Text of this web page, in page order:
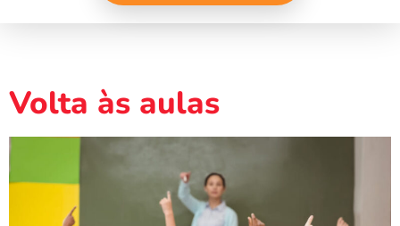
Volta às aulas